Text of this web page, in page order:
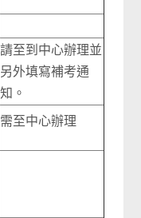
請至到中心辦理並
另外填寫補考通
知。
需至中心辦理